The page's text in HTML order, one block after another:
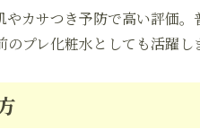
カサつき予防で高い評価
プレ化粧水としても活躍し